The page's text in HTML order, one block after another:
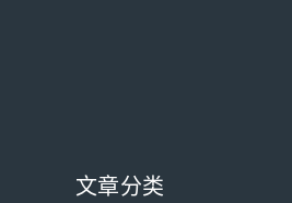
文章分类